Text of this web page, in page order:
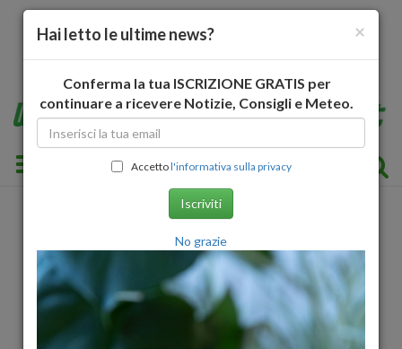
Toggle navigation
×
Hai letto le ultime news?
Conferma la tua ISCRIZIONE GRATIS per
continuare a ricevere Notizie, Consigli e Meteo.
Accettol'informativa sulla privacy
Iscriviti
No grazie